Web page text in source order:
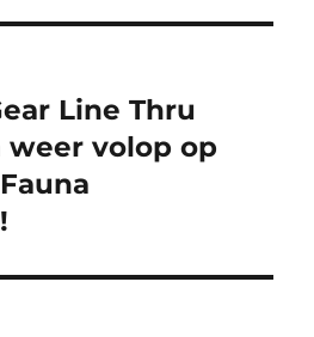
Line Thru
weer volop op